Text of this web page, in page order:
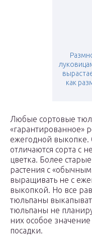
как
Любые сортовые
«гарантированное»
ежегодной выкопке.
отличаются сорта с
цветка. Более
растения с
выращивать не с
выкопкой. Но все
тюльпаны
тюльпаны не
них особое
посадки.